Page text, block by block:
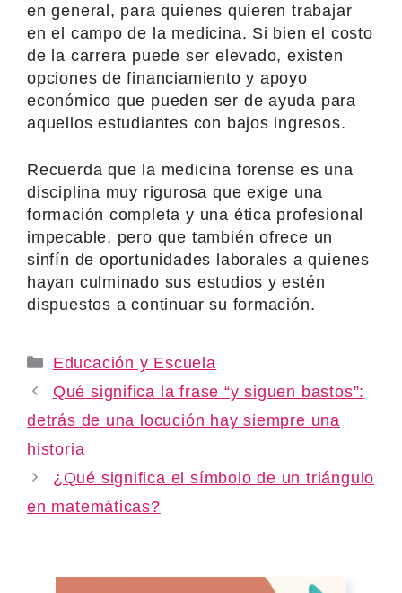
en general, para quienes quieren trabajar
en el campo de la medicina. Si bien el costo
de la carrera puede ser elevado, existen
opciones de financiamiento y apoyo
económico que pueden ser de ayuda para
aquellos estudiantes con bajos ingresos.
Recuerda que la medicina forense es una
disciplina muy rigurosa que exige una
formación completa y una ética profesional
impecable, pero que también ofrece un
sinfín de oportunidades laborales a quienes
hayan culminado sus estudios y estén
dispuestos a continuar su formación.
Categories
Educación y Escuela
Qué significa la frase “y siguen bastos”:
detrás de una locución hay siempre una
historia
¿Qué significa el símbolo de un triángulo
en matemáticas?